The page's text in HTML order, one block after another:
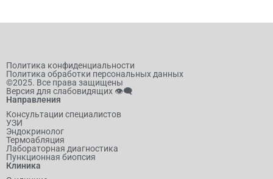
Политика конфиденциальности
Политика обработки персональных данных
©2025. Все права защищены
Версия для слабовидящих 👁️‍🗨️
Направления
Консультации специалистов
УЗИ
Эндокринолог
Термоабляция
Лабораторная диагностика
Пункционная биопсия
Клиника